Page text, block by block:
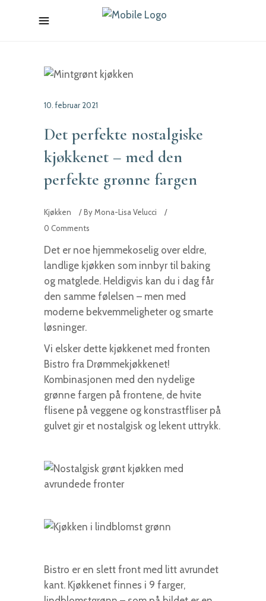
10. februar 2021
Det perfekte nostalgiske
kjøkkenet – med den
perfekte grønne fargen
Kjøkken ByMona-Lisa Velucci
0 Comments
Det er noe hjemmekoselig over eldre,
landlige kjøkken som innbyr til baking
og matglede. Heldigvis kan du i dag får
den samme følelsen – men med
moderne bekvemmeligheter og smarte
løsninger.
Vi elsker dette kjøkkenet med fronten
Bistro fra Drømmekjøkkenet!
Kombinasjonen med den nydelige
grønne fargen på frontene, de hvite
flisene på veggene og konstrastfliser på
gulvet gir et nostalgisk og lekent uttrykk.
Bistro er en slett front med litt avrundet
kant. Kjøkkenet finnes i 9 farger,